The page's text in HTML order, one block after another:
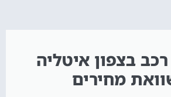
בצפון איטליה
מחירים